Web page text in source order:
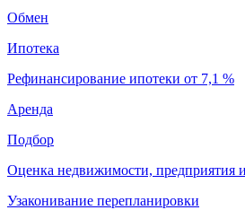
Обмен
Ипотека
Рефинансирование ипотеки от 7,1 %
Аренда
Подбор
Оценка недвижимости, предприятия
Узаконивание перепланировки